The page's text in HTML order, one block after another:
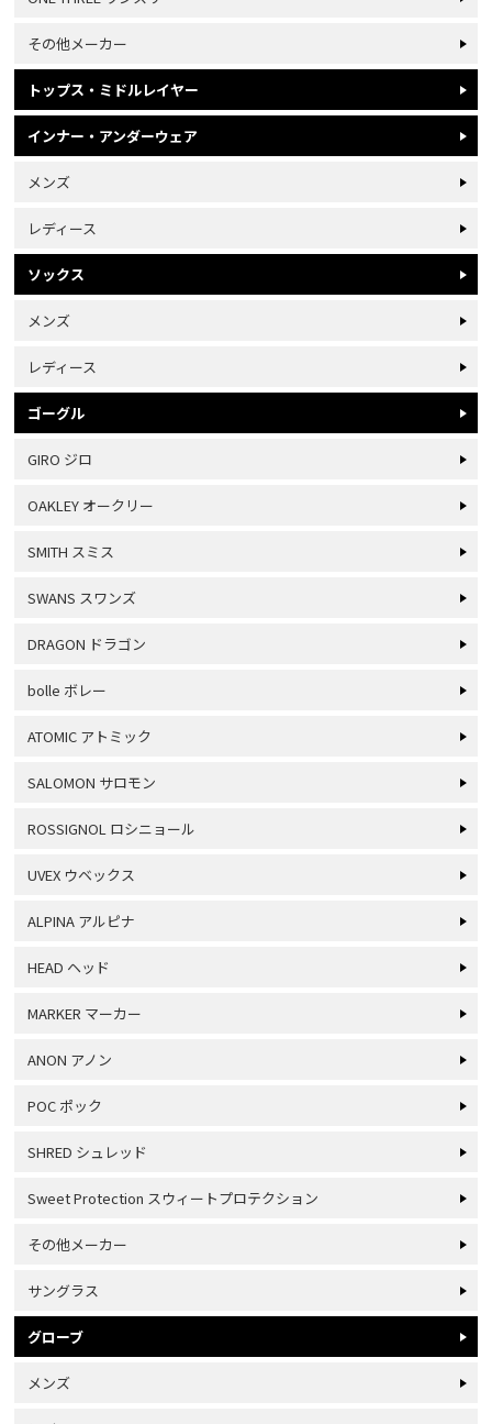
その他メーカー
トップス・ミドルレイヤー
インナー・アンダーウェア
メンズ
レディース
ソックス
メンズ
レディース
ゴーグル
GIRO ジロ
OAKLEY オークリー
SMITH スミス
SWANS スワンズ
DRAGON ドラゴン
bolle ボレー
ATOMIC アトミック
SALOMON サロモン
ROSSIGNOL ロシニョール
UVEX ウベックス
ALPINA アルピナ
HEAD ヘッド
MARKER マーカー
ANON アノン
POC ポック
SHRED シュレッド
Sweet Protection スウィートプロテクション
その他メーカー
サングラス
グローブ
メンズ